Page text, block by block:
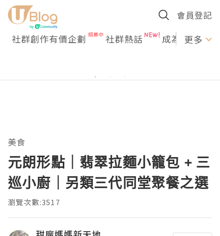
會員登記
社群創作有價企劃 社群熱話 成為U更多
美食
元朗形點｜翡翠拉麵小籠包 + 三
巡小廚｜另類三代同堂聚餐之選
瀏覽次數:3517